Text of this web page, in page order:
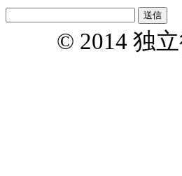
© 2014 独